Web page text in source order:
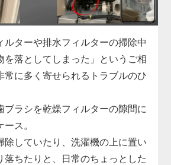
は、こうした水漏れに対して洗濯
部点検を実施し、漏れの原因箇所
接続、シーリングの補修まで迅速
わず、各メーカーの機種に対応し
での訪問も可能です。
めの対処が肝心。
れば、まずはお気軽にご相談くだ
ルターや排水フィルターの掃除中
を落としてしまった」というご相
常に多く寄せられるトラブルのひ
ブラシを乾燥フィルターの隙間に
ス。
除していたり、洗濯機の上に置い
落ちたりと、日常のちょっとした